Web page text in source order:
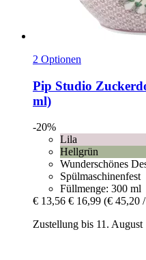
2 Optionen
Pip Studio
ml)
-20%
Lila
Hellgrün
Wunderschönes
Spülmaschinenfest
Füllmenge: 300 ml
€ 13,56 € 16,99 (€ 45,20
Zustellung bis 11. August